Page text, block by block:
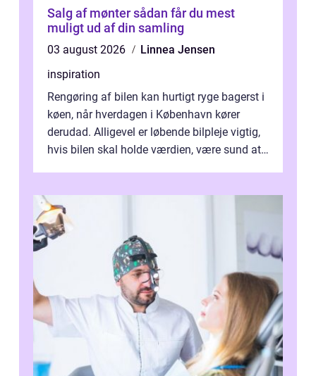
Salg af mønter sådan får du mest
muligt ud af din samling
03 august 2026
Linnea Jensen
inspiration
Rengøring af bilen kan hurtigt ryge bagerst i
køen, når hverdagen i København kører
derudad. Alligevel er løbende bilpleje vigtig,
hvis bilen skal holde værdien, være sund at